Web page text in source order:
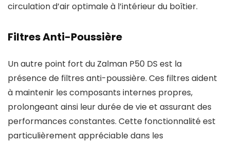
circulation d’air optimale à l’intérieur du boîtier.
Filtres Anti-Poussière
Un autre point fort du Zalman P50 DS est la
présence de filtres anti-poussière. Ces filtres aident
à maintenir les composants internes propres,
prolongeant ainsi leur durée de vie et assurant des
performances constantes. Cette fonctionnalité est
particulièrement appréciable dans les